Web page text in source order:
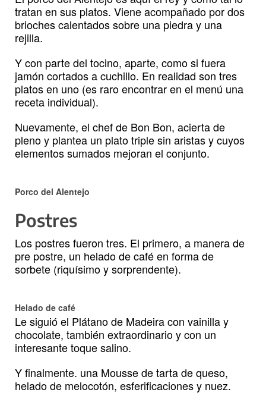
tratan en sus platos. Viene acompañado por dos
brioches calentados sobre una piedra y una
rejilla.
Y con parte del tocino, aparte, como si fuera
jamón cortados a cuchillo. En realidad son tres
platos en uno (es raro encontrar en el menú una
receta individual).
Nuevamente, el chef de Bon Bon, acierta de
pleno y plantea un plato triple sin aristas y cuyos
elementos sumados mejoran el conjunto.
Porco del Alentejo
Postres
Los postres fueron tres. El primero, a manera de
pre postre, un helado de café en forma de
sorbete (riquísimo y sorprendente).
Helado de café
Le siguió el Plátano de Madeira con vainilla y
chocolate, también extraordinario y con un
interesante toque salino.
Y finalmente. una Mousse de tarta de queso,
helado de melocotón, esferificaciones y nuez.